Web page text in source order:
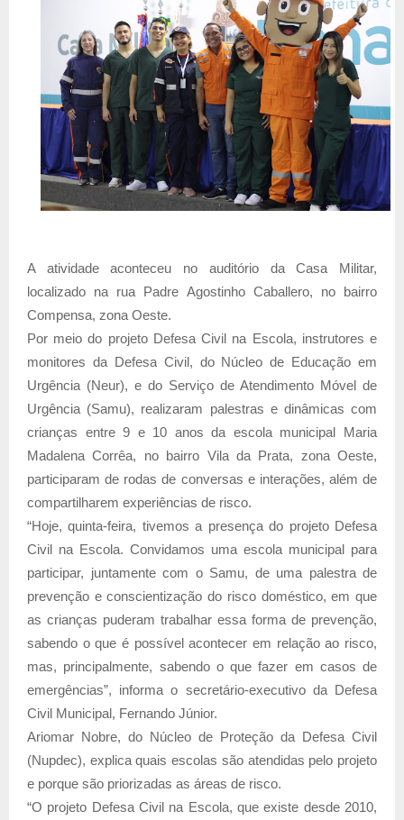
A atividade aconteceu no auditório da Casa Militar,
localizado na rua Padre Agostinho Caballero, no bairro
Compensa, zona Oeste.
Por meio do projeto Defesa Civil na Escola, instrutores e
monitores da Defesa Civil, do Núcleo de Educação em
Urgência (Neur), e do Serviço de Atendimento Móvel de
Urgência (Samu), realizaram palestras e dinâmicas com
crianças entre 9 e 10 anos da escola municipal Maria
Madalena Corrêa, no bairro Vila da Prata, zona Oeste,
participaram de rodas de conversas e interações, além de
compartilharem experiências de risco.
“Hoje, quinta-feira, tivemos a presença do projeto Defesa
Civil na Escola. Convidamos uma escola municipal para
participar, juntamente com o Samu, de uma palestra de
prevenção e conscientização do risco doméstico, em que
as crianças puderam trabalhar essa forma de prevenção,
sabendo o que é possível acontecer em relação ao risco,
mas, principalmente, sabendo o que fazer em casos de
emergências”, informa o secretário-executivo da Defesa
Civil Municipal, Fernando Júnior.
Ariomar Nobre, do Núcleo de Proteção da Defesa Civil
(Nupdec), explica quais escolas são atendidas pelo projeto
e porque são priorizadas as áreas de risco.
“O projeto Defesa Civil na Escola, que existe desde 2010,